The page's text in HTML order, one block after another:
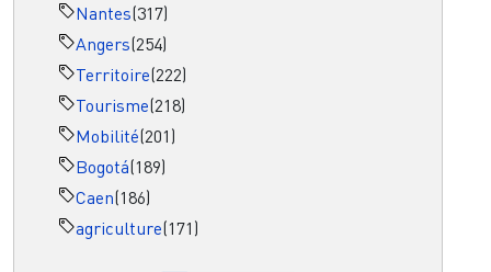
Nantes(317)
Angers(254)
Territoire(222)
Tourisme(218)
Mobilité(201)
Bogotá(189)
Caen(186)
agriculture(171)